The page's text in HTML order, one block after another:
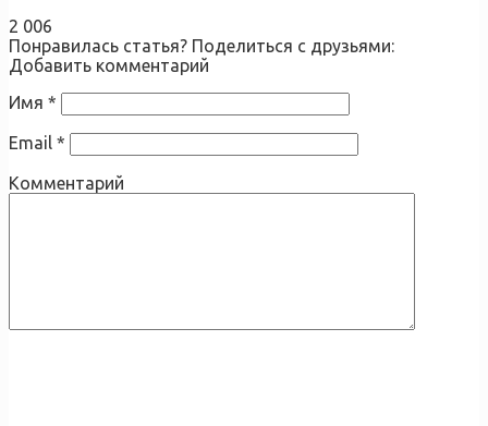
2 006
Понравилась статья? Поделиться с друзьями:
Добавить комментарий
Имя *
Email *
Комментарий